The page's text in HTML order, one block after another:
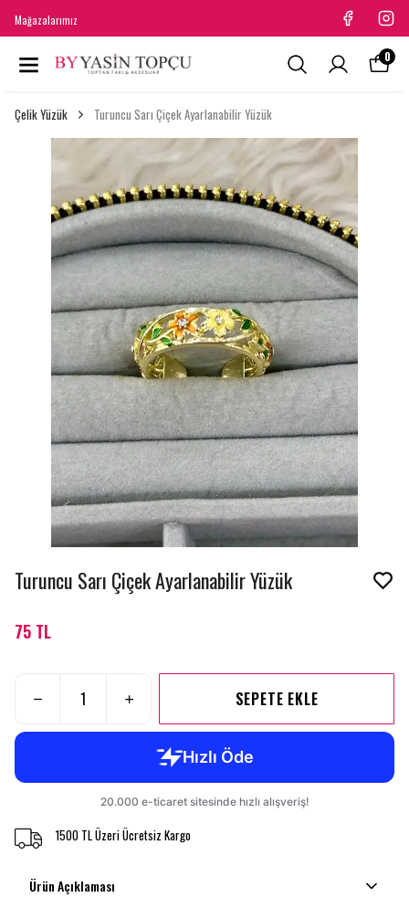
Mağazalarımız
0
Çelik Yüzük Turuncu Sarı Çiçek Ayarlanabilir Yüzük
Turuncu Sarı Çiçek Ayarlanabilir Yüzük
75 TL
SEPETE EKLE
1500 TL Üzeri Ücretsiz Kargo
Ürün Açıklaması